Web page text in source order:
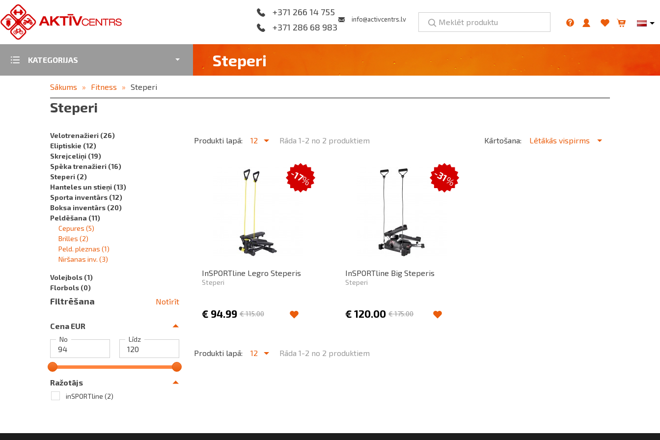
+371 266 14 755
info@activcentrs.lv
+371 286 68 983 Meklēt produktu
KATEGORIJAS Steperi
Sākums Fitness Steperi
Steperi
Velotrenažieri (26)
Eliptiskie (12)
Skrejceliņi (19)
Spēka trenažieri (16)
Steperi (2)
Hanteles un stieņi (13)
Sporta inventārs (12)
Boksa inventārs (20)
Peldēšana (11)
Cepures (5)
Brilles (2)
Peld. pleznas (1)
Niršanas inv. (3)
Volejbols (1)
Florbols (0)
Filtrēšana Notīrīt
Cena EUR
No Līdz
Ražotājs
inSPORTline (2)
Produkti lapā: 12 Rāda 1-2 no 2 produktiem Kārtošana: Lētākās vispirms
InSPORTline Legro Steperis
Steperi
€ 94.99 €115.00
-17%
InSPORTline Big Steperis
Steperi
€120.00 €175.00
-31%
Produkti lapā: 12 Rāda 1-2 no 2 produktiem